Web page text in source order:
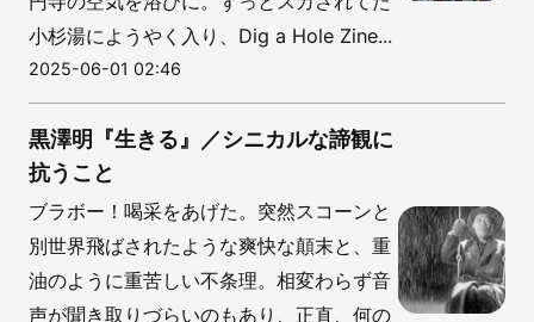
小杉湯にようやく入り、Dig a Hole Zine...
2025-06-01 02:46
黒澤明『生きる』／シニカルな諦観に
抗うこと
ブラボー！喝采をあげた。突然スコーンと
別世界飛ばされたような爽快な顛末と、重
油のように重苦しい不条理。相変わらず音
声が聞き取りづらいのもあり、正直、何の